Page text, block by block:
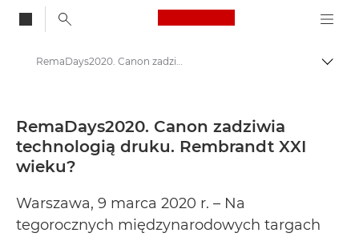
Canon Logo, back
Centrum prasowe
Informacje prasowe – Centrum Prasowe Canon
RemaDays2020. Canon zadziwia technologią druku. Rembrandt XXI wieku? - Centrum prasowe firmy Canon
RemaDays2020. Canon zadziwia
technologią druku. Rembrandt XXI
wieku?
Warszawa, 9 marca 2020 r. – Na
tegorocznych międzynarodowych targach